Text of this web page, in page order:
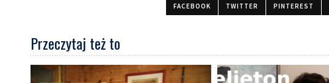
FACEBOOK TWITTER PINTEREST
Przeczytaj też to